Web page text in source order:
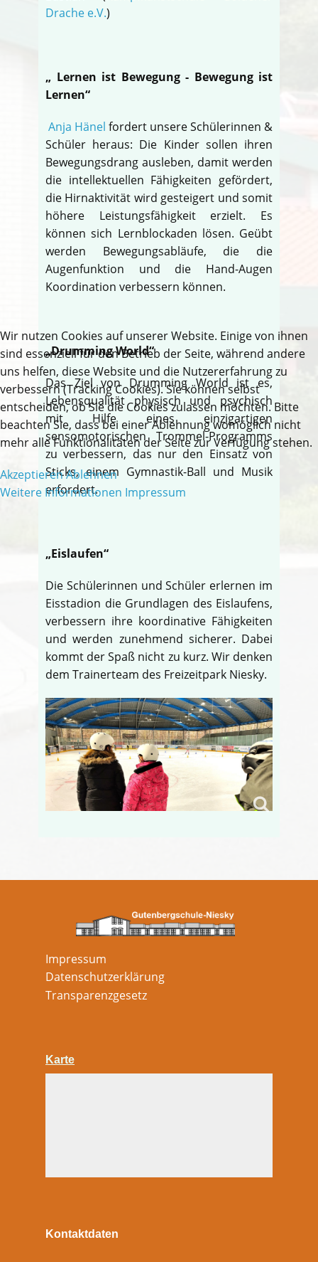
Drache e.V.)
„ Lernen ist Bewegung - Bewegung ist
Lernen“
Anja Hänel fordert unsere Schülerinnen &
Schüler heraus: Die Kinder sollen ihren
Bewegungsdrang ausleben, damit werden
die intellektuellen Fähigkeiten gefördert,
die Hirnaktivität wird gesteigert und somit
höhere Leistungsfähigkeit erzielt. Es
können sich Lernblockaden lösen. Geübt
werden Bewegungsabläufe, die die
Augenfunktion und die Hand-Augen
Koordination verbessern können.
„Drumming World“
Das Ziel von Drumming World ist es,
Lebensqualität physisch und psychisch
mit Hilfe eines einzigartigen
sensomotorischen Trommel-Programms
zu verbessern, das nur den Einsatz von
Sticks, einem Gymnastik-Ball und Musik
erfordert.
„Eislaufen“
Die Schülerinnen und Schüler erlernen im
Eisstadion die Grundlagen des Eislaufens,
verbessern ihre koordinative Fähigkeiten
und werden zunehmend sicherer. Dabei
kommt der Spaß nicht zu kurz. Wir denken
dem Trainerteam des Freizeitpark Niesky.
Impressum
Datenschutzerklärung
Transparenzgesetz
Karte
Kontaktdaten
Wir nutzen Cookies auf unserer Website. Einige von ihnen
sind essenziell für den Betrieb der Seite, während andere
uns helfen, diese Website und die Nutzererfahrung zu
verbessern (Tracking Cookies). Sie können selbst
entscheiden, ob Sie die Cookies zulassen möchten. Bitte
beachten Sie, dass bei einer Ablehnung womöglich nicht
mehr alle Funktionalitäten der Seite zur Verfügung stehen.
AkzeptierenAblehnen
Weitere Informationen Impressum